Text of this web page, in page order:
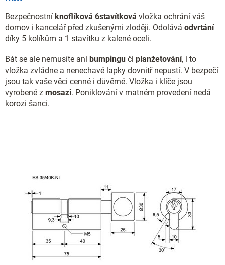
Bezpečnostní knoflíková 6stavítková vložka ochrání váš
domov i kancelář před zkušenými zloději. Odolává odvrtání
díky 5 kolíkům a 1 stavítku z kalené oceli.
Bát se ale nemusíte ani bumpingu či planžetování, i to
vložka zvládne a nenechavé lapky dovnitř nepustí. V bezpečí
jsou tak vaše věci cenné i důvěrné. Vložka i klíče jsou
vyrobené z mosazi. Poniklování v matném provedení nedá
korozi šanci.